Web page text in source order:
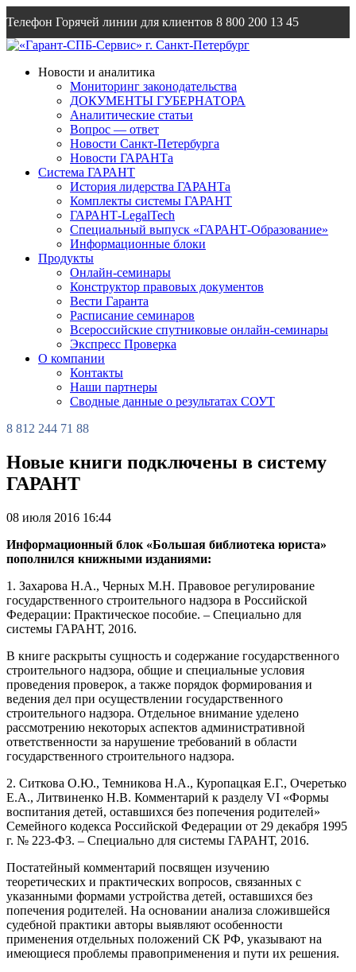
Телефон Горячей линии для клиентов 8 800 200 13 45
Emailinfo@garantsp.ru
Новости и аналитика
Мониторинг законодательства
ДОКУМЕНТЫ ГУБЕРНАТОРА
Аналитические статьи
Вопрос — ответ
Новости Санкт-Петербурга
Новости ГАРАНТа
Система ГАРАНТ
История лидерства ГАРАНТа
Комплекты системы ГАРАНТ
ГАРАНТ-LegalTech
Специальный выпуск «ГАРАНТ-Образование»
Информационные блоки
Продукты
Онлайн-семинары
Конструктор правовых документов
Вести Гаранта
Расписание семинаров
Всероссийские спутниковые онлайн-семинары
Экспресс Проверка
О компании
Контакты
Наши партнеры
Сводные данные о результатах СОУТ
8 812 244 71 88
Новые книги подключены в систему
ГАРАНТ
08 июля 2016 16:44
Информационный блок «Большая библиотека юриста»
пополнился книжными изданиями:
1. Захарова Н.А., Черных М.Н. Правовое регулирование
государственного строительного надзора в Российской
Федерации: Практическое пособие. – Специально для
системы ГАРАНТ, 2016.
В книге раскрыты сущность и содержание государственного
строительного надзора, общие и специальные условия
проведения проверок, а также порядок формирования и
ведения дел при осуществлении государственного
строительного надзора. Отдельное внимание уделено
рассмотрению некоторых аспектов административной
ответственности за нарушение требований в области
государственного строительного надзора.
2. Ситкова О.Ю., Темникова Н.А., Куропацкая Е.Г., Очеретько
Е.А., Литвиненко Н.В. Комментарий к разделу VI «Формы
воспитания детей, оставшихся без попечения родителей»
Семейного кодекса Российской Федерации от 29 декабря 1995
г. № 223-ФЗ. – Специально для системы ГАРАНТ, 2016.
Постатейный комментарий посвящен изучению
теоретических и практических вопросов, связанных с
указанными формами устройства детей, оставшихся без
попечения родителей. На основании анализа сложившейся
судебной практики авторы выявляют особенности
применения отдельных положений СК РФ, указывают на
имеющиеся проблемы правоприменения и пути их решения.